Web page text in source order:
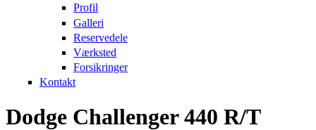
Profil
Galleri
Reservedele
Værksted
Forsikringer
Kontakt
Dodge Challenger 440 R/T